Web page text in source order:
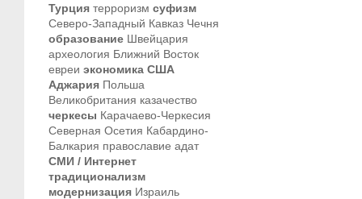
Турция терроризм суфизм
Северо-Западный Кавказ Чечня
образование Швейцария
археология Ближний Восток
евреи экономика США
Аджария Польша
Великобритания казачество
черкесы Карачаево-Черкесия
Северная Осетия Кабардино-
Балкария православие адат
СМИ / Интернет
традиционализм
модернизация Израиль